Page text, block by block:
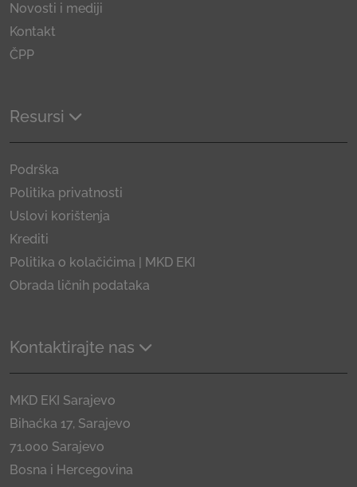
Novosti i mediji
Kontakt
ČPP
Resursi
Podrška
Politika privatnosti
Uslovi korištenja
Krediti
Politika o kolačićima | MKD EKI
Obrada ličnih podataka
Kontaktirajte nas
MKD EKI Sarajevo
Bihaćka 17, Sarajevo
71.000 Sarajevo
Bosna i Hercegovina